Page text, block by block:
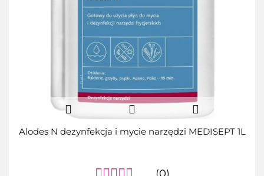
Alodes N dezynfekcja i mycie narzędzi MEDISEPT 1L